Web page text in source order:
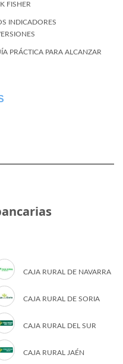
FISHER
INDICADORES
PRÁCTICA PARA ALCANZAR
CAJA RURAL DE NAVARRA
CAJA RURAL DE SORIA
CAJA RURAL DEL SUR
CAJA RURAL JAÉN